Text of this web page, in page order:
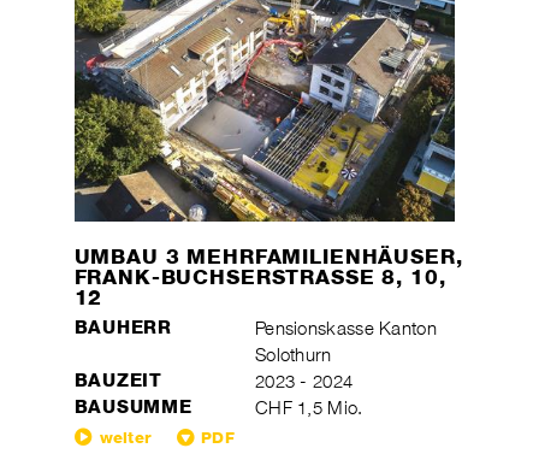
UMBAU 3 MEHRFAMILIENHÄUSER,
FRANK-BUCHSERSTRASSE 8, 10,
12
BAUHERR
Pensionskasse Kanton
Solothurn
BAUZEIT 2023 - 2024
BAUSUMME CHF 1,5 Mio.
weiter PDF